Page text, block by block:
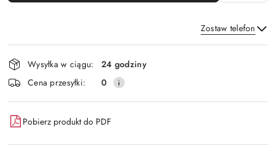
Zostaw telefon
Wyślij
Dostępność
i
dostawa
Wysyłka w ciągu:
24 godziny
Cena przesyłki:
0
Pobierz produkt do PDF